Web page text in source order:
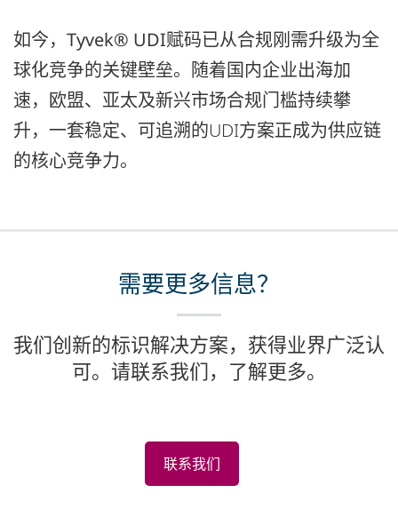
如今， Tyvek® UDI赋码已从合规刚需升级为全
球化竞争的关键壁垒。随着国内企业出海加
速，欧盟、亚太及新兴市场合规门槛持续攀
升，一套稳定、可追溯的UDI方案正成为供应链
的核心竞争力。
需要更多信息？
我们创新的标识解决方案，获得业界广泛认
可。请联系我们，了解更多。
联系我们